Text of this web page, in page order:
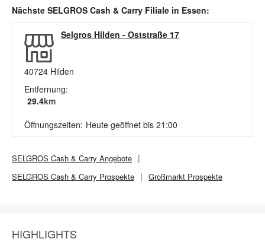
Nächste SELGROS Cash & Carry Filiale in Essen:
Selgros Hilden - Oststraße 17
40724 Hilden
Entfernung:
29.4km
Öffnungszeiten: Heute geöffnet bis 21:00
SELGROS Cash & Carry Angebote
SELGROS Cash & Carry Prospekte Großmarkt Prospekte
HIGHLIGHTS